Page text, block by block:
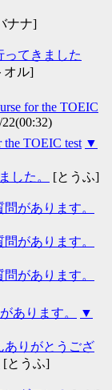
ナナ]
ってきました
オル]
for the TOEIC
the TOEIC test ▼
した。
[とうふ]
があります。
があります。
があります。
あります。
▼
ありがとうござ
[とうふ]